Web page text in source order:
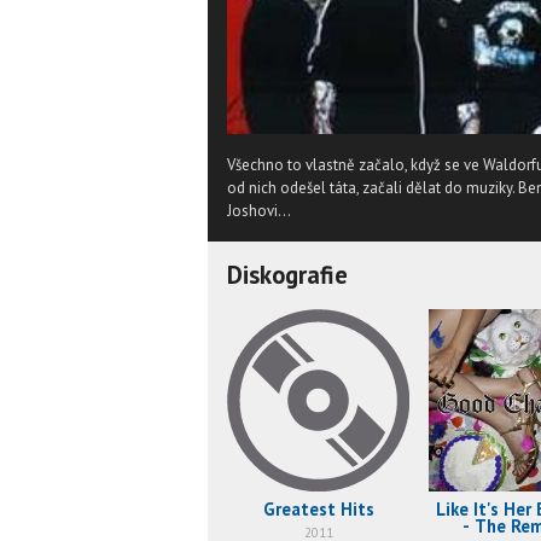
Všechno to vlastně začalo, když se ve
od nich odešel táta, začali dělat do muziky.
Joshovi...
Diskografie
Greatest Hits
2011
Like It's Her
- The